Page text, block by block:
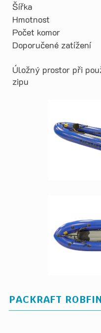
Šířka
Hmotnost
Počet komor
Doporučené zatížení
Úložný prostor při
zipu
PACKRAFT